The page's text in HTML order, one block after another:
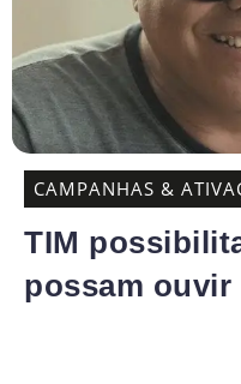
CAMPANHAS &
TIM
possam ouvir